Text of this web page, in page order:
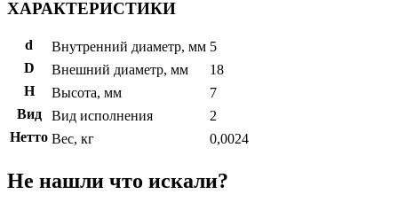
ХАРАКТЕРИСТИКИ
d Внутренний диаметр, мм 5
D
Внешний диаметр, мм
18
H
Высота, мм
7
Вид
Вид исполнения
2
Нетто Вес, кг 0,0024
Не нашли что искали?